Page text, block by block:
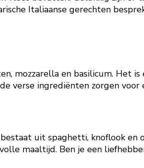
Italiaanse gerechten
mozzarella en basilicum. Het
verse ingrediënten zorgen voor
uit spaghetti, knoflook
maaltijd. Ben je een